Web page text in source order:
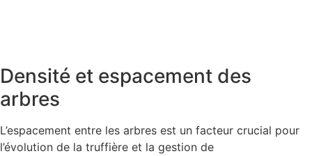
Densité et espacement des
arbres
L’espacement entre les arbres est un facteur crucial pour
l’évolution de la truffière et la gestion de